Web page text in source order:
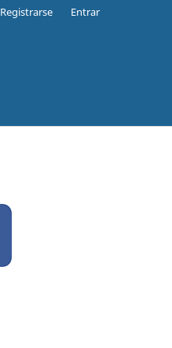
Registrarse Entrar